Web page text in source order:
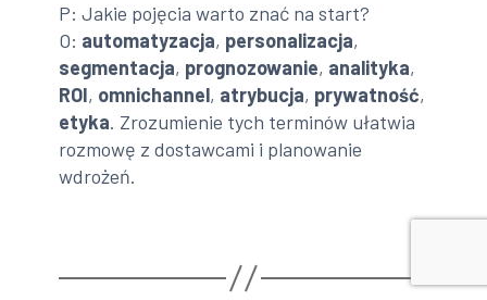
P: Jakie pojęcia warto znać na start?
O: automatyzacja, personalizacja,
segmentacja, prognozowanie, analityka,
ROI, omnichannel, atrybucja, prywatność,
etyka. Zrozumienie tych terminów ułatwia
rozmowę z dostawcami i planowanie
wdrożeń.